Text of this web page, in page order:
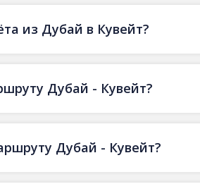
из Дубай в Кувейт?
Дубай - Кувейт?
Дубай - Кувейт?